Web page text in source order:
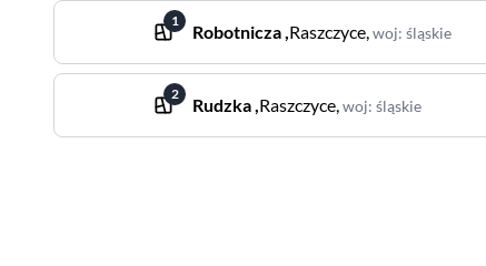
1
Robotnicza,Raszczyce,woj: śląskie
2
Rudzka,Raszczyce,woj: śląskie